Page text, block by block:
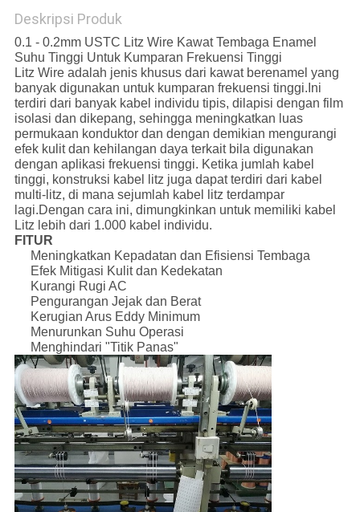
Deskripsi Produk
0.1 - 0.2mm USTC Litz Wire Kawat Tembaga Enamel
Suhu Tinggi Untuk Kumparan Frekuensi Tinggi
Litz Wire adalah jenis khusus dari kawat berenamel yang
banyak digunakan untuk kumparan frekuensi tinggi.Ini
terdiri dari banyak kabel individu tipis, dilapisi dengan film
isolasi dan dikepang, sehingga meningkatkan luas
permukaan konduktor dan dengan demikian mengurangi
efek kulit dan kehilangan daya terkait bila digunakan
dengan aplikasi frekuensi tinggi. Ketika jumlah kabel
tinggi, konstruksi kabel litz juga dapat terdiri dari kabel
multi-litz, di mana sejumlah kabel litz terdampar
lagi.Dengan cara ini, dimungkinkan untuk memiliki kabel
Litz lebih dari 1.000 kabel individu.
FITUR
Meningkatkan Kepadatan dan Efisiensi Tembaga
Efek Mitigasi Kulit dan Kedekatan
Kurangi Rugi AC
Pengurangan Jejak dan Berat
Kerugian Arus Eddy Minimum
Menurunkan Suhu Operasi
Menghindari "Titik Panas"